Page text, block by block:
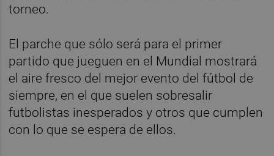
torneo.
El parche que sólo será para el primer
partido que jueguen en el Mundial mostrará
el aire fresco del mejor evento del fútbol de
siempre, en el que suelen sobresalir
futbolistas inesperados y otros que cumplen
con lo que se espera de ellos.